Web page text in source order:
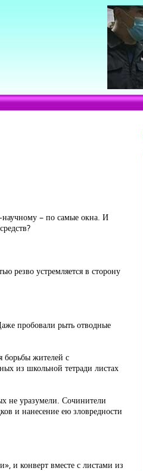
научному – по самые окна. И
резво устремляется в сторону
пробовали рыть отводные
борьбы жителей с
из школьной тетради листах
не уразумели. Сочинители
и нанесение ею зловредности
и конверт вместе с листами из